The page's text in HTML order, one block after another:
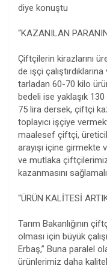
diye konuştu
“KAZANILAN
Çiftçilerin kirazlarını
de işçi
tarladan 60-70 kilo
bedeli ise yaklaşık
75 lira dersek, çiftçi
toplayıcı işçiye
maalesef çiftçi,
arayışı içine
ve mutlaka
kazanmasını
“ÜRÜN KALİTESİ
Tarım Bakanlığının
olması için büyük
Erbaş,” Buna paralel
ürünlerimiz daha